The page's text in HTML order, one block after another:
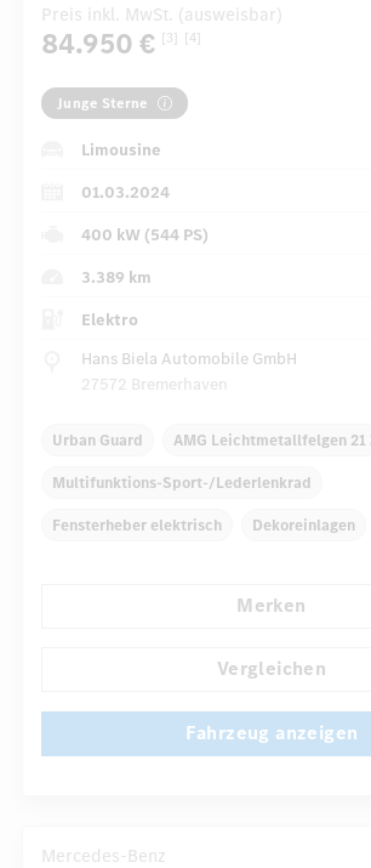
Preis inkl. MwSt. (ausweisbar)
84.950 € [3] [4]
Junge Sterne
Limousine
01.03.2024
400 kW (544 PS)
3.389 km
Elektro
Hans Biela Automobile GmbH
27572 Bremerhaven
Urban Guard AMG Leichtmetallfelgen 21
Multifunktions-Sport-/Lederlenkrad
Fensterheber elektrisch Dekoreinlagen
Navigationssystem
Merken
Vergleichen
Fahrzeug anzeigen
Mercedes-Benz